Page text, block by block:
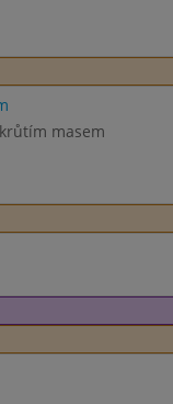
masem